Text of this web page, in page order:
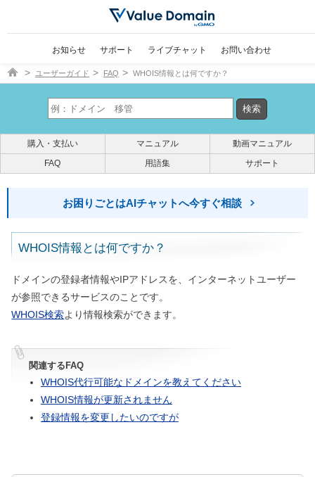
お知らせ サポート ライブチャット お問い合わせ
ドメイン取得ならバリュードメイン
ユーザーガイド FAQ WHOIS情報とは何ですか？
購入・支払い マニュアル
動画マニュアル
FAQ
用語集 サポート
お困りごとはAIチャットへ今すぐ相談
WHOIS情報とは何ですか？
ドメインの登録者情報やIPアドレスを、インターネットユーザー
が参照できるサービスのことです。
WHOIS検索より情報検索ができます。
関連するFAQ
WHOIS代行可能なドメインを教えてください
WHOIS情報が更新されません
登録情報を変更したいのですが